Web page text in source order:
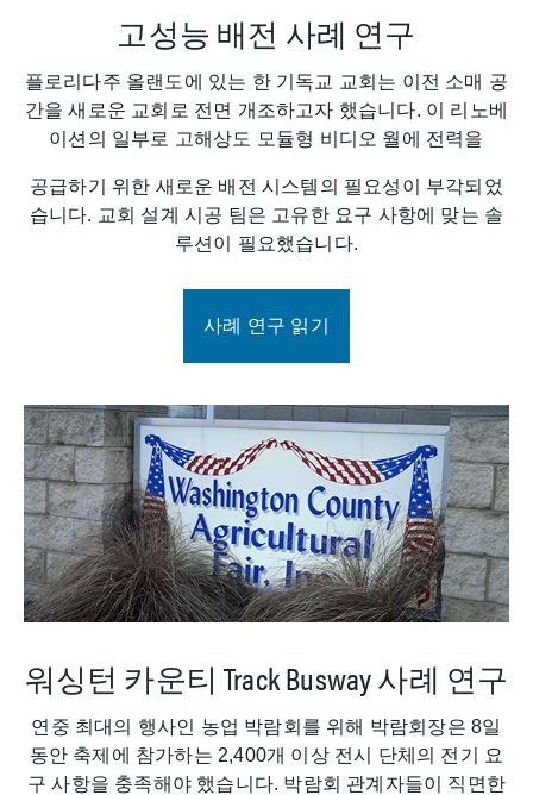
고성능 배전 사례 연구
플로리다주 올랜도에 있는 한 기독교 교회는 이전 소매 공
간을 새로운 교회로 전면 개조하고자 했습니다. 이 리노베
이션의 일부로 고해상도 모듈형 비디오 월에 전력을
공급하기 위한 새로운 배전 시스템의 필요성이 부각되었
습니다. 교회 설계 시공 팀은 고유한 요구 사항에 맞는 솔
루션이 필요했습니다.
사례 연구 읽기
워싱턴 카운티 Track Busway 사례 연구
연중 최대의 행사인 농업 박람회를 위해 박람회장은 8일
동안 축제에 참가하는 2,400개 이상 전시 단체의 전기 요
구 사항을 충족해야 했습니다. 박람회 관계자들이 직면한